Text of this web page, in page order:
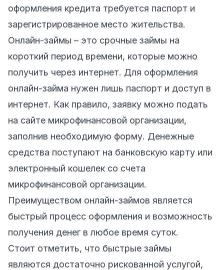
оформления кредита требуется паспорт и
зарегистрированное место жительства.
Онлайн-займы – это срочные займы на
короткий период времени, которые можно
получить через интернет. Для оформления
онлайн-займа нужен лишь паспорт и доступ в
интернет. Как правило, заявку можно подать
на сайте микрофинансовой организации,
заполнив необходимую форму. Денежные
средства поступают на банковскую карту или
электронный кошелек со счета
микрофинансовой организации.
Преимуществом онлайн-займов является
быстрый процесс оформления и возможность
получения денег в любое время суток.
Стоит отметить, что быстрые займы
являются достаточно рискованной услугой,